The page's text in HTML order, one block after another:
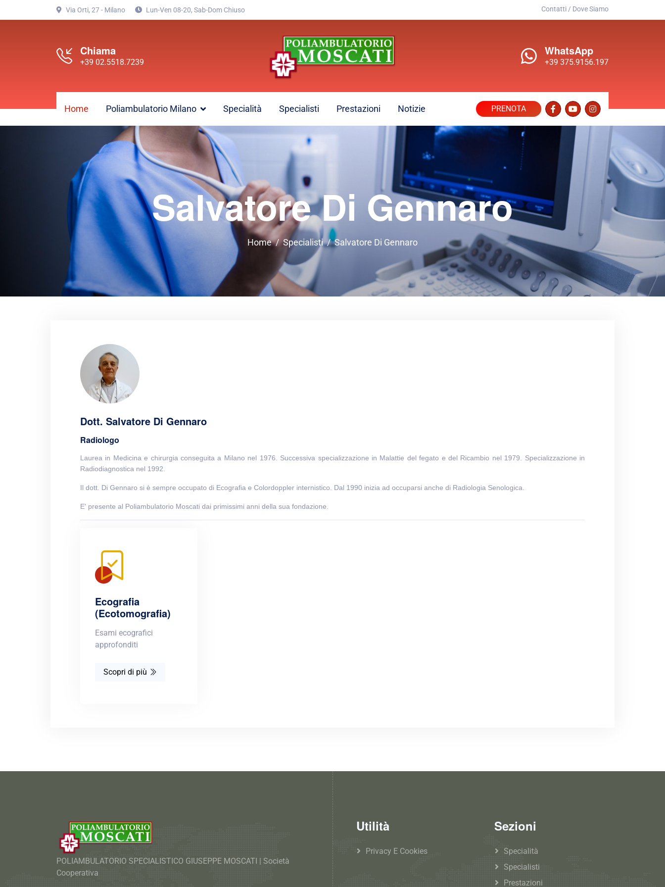
Via Orti, 27 - Milano Lun-Ven 08-20, Sab-Dom Chiuso Contatti / Dove Siamo
Chiama
+39 02.5518.7239
WhatsApp
+39 375.9156.197
Home Poliambulatorio Milano Specialità Specialisti Prestazioni Notizie PRENOTA
Salvatore Di Gennaro
Home Specialisti Salvatore Di Gennaro
Dott. Salvatore Di Gennaro
Radiologo
Laurea in Medicina e chirurgia conseguita a Milano nel 1976. Successiva specializzazione in Malattie del fegato e del Ricambio nel 1979. Specializzazione in
Radiodiagnostica nel 1992.
Il dott. Di Gennaro si è sempre occupato di Ecografia e Colordoppler internistico. Dal 1990 inizia ad occuparsi anche di Radiologia Senologica.
E' presente al Poliambulatorio Moscati dai primissimi anni della sua fondazione.
Ecografia
(Ecotomografia)
Esami ecografici
approfonditi
Scopri di più
POLIAMBULATORIO SPECIALISTICO GIUSEPPE MOSCATI | Società
Cooperativa
Utilità
Privacy E Cookies
Sezioni
Specialità
Specialisti
Prestazioni